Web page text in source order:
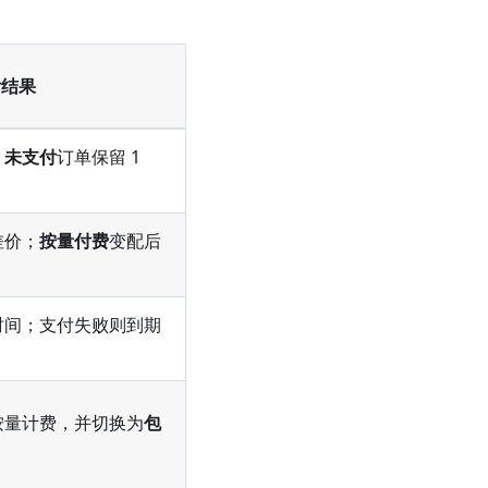
果
未支付订单保留 1
； 按量付费变配后
；支付失败则到期
计费，并切换为包